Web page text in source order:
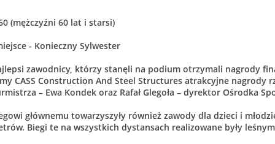
(mężczyźni 60 lat i starsi)
- Konieczny Sylwester
zawodnicy, którzy stanęli na podium otrzymali nagrody
CASS Construction And Steel Structures atrakcyjne nagrody
– Ewa Kondek oraz Rafał Glegoła – dyrektor Ośrodka
głównemu towarzyszyły również zawody dla dzieci i
Biegi te na wszystkich dystansach realizowane były